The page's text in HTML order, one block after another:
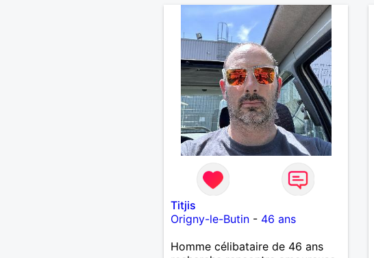
Titjis
Origny-le-Butin- 46 ans
Homme célibataire de 46 ans